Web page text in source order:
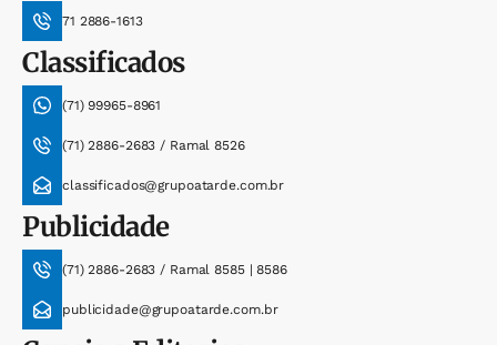
71 2886-1613
Classificados
(71) 99965-8961
(71) 2886-2683 / Ramal 8526
classificados@grupoatarde.com.br
Publicidade
(71) 2886-2683 / Ramal 8585 | 8586
publicidade@grupoatarde.com.br